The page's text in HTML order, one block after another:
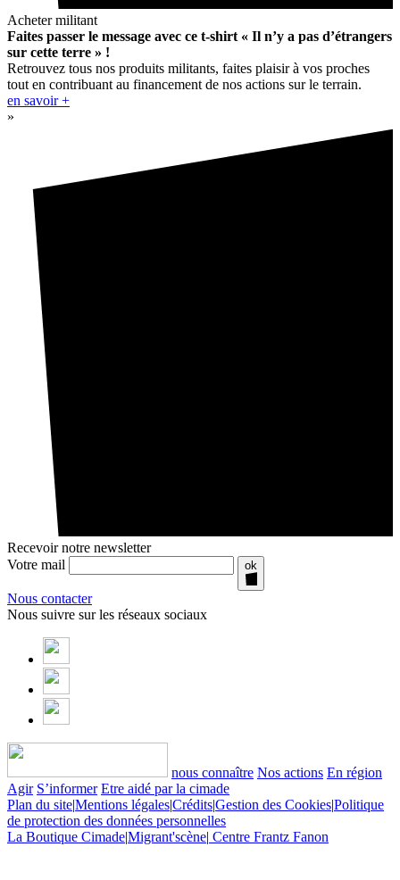
Acheter militant
Faites passer le message avec ce t-shirt « Il n’y a pas d’étrangers
sur cette terre » !
Retrouvez tous nos produits militants, faites plaisir à vos proches
tout en contribuant au financement de nos actions sur le terrain.
en savoir +
»
Recevoir notre newsletter
Votre mail
ok
Nous contacter
Nous suivre sur les réseaux sociaux
nous connaître Nos actions En région
Agir S’informer Etre aidé par la cimade
Plan du site|Mentions légales|Crédits|Gestion des Cookies|Politique
de protection des données personnelles
La Boutique Cimade|Migrant'scène| Centre Frantz Fanon